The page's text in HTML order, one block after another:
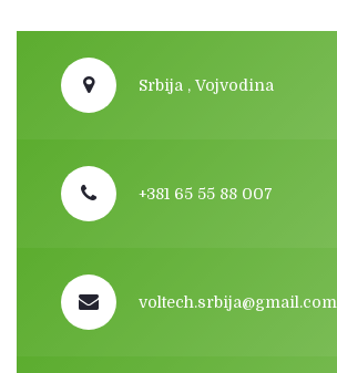
Srbija , Vojvodina
+381 65 55 88 007
voltech.srbija@gmail.com